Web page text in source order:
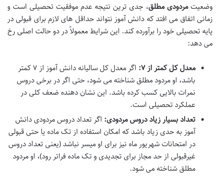
وضعیتمردودی مطلق، جدی ترین نتیجه عدم موفقیت تحصیلی است و
زمانی اتفاق می افتد که دانش آموز نتواند حداقل های لازم برای قبولی در
پایه تحصیلی خود را برآورده کند. این شرایط معمولاً در دو حالت اصلی رخ
می دهد:
معدل کل کمتر از ۷:
اگر معدل کل سالیانه دانش آموز از ۷ کمتر
باشد، او مردود مطلق شناخته می شود، حتی اگر در برخی دروس
نمرات بالایی کسب کرده باشد. این نشان دهنده ضعف کلی در
عملکرد تحصیلی است.
تعداد بسیار زیاد دروس مردودی: اگر تعداد دروس مردودی دانش
آموز به حدی زیاد باشد که امکان استفاده از تک ماده یا حتی قبولی
در امتحانات شهریور ماه نیز برای او میسر نباشد (یعنی تعداد دروس
غیرقبولی از حد مجاز برای تجدیدی و تک ماده فراتر رود)، او مردود
مطلق شناخته می شود.